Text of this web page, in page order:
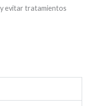
evitar tratamientos